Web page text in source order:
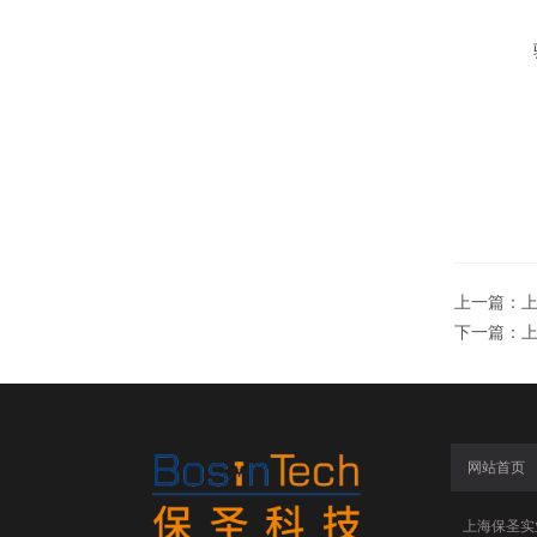
上一篇：
下一篇：
网站首页
上海保圣